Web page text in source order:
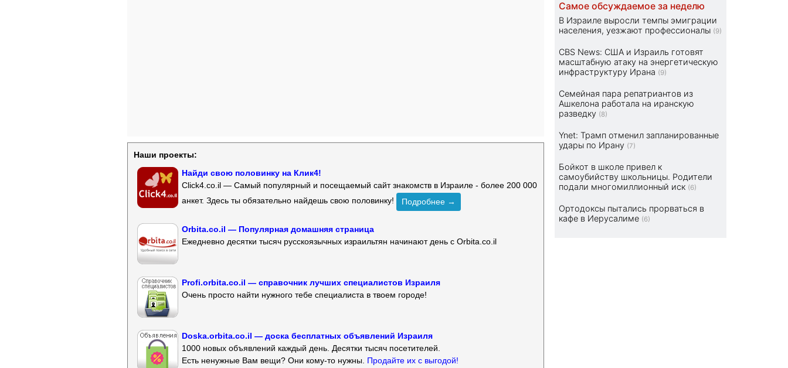
Наши проекты:
Найди свою половинку на Клик4!
Click4.co.il — Самый популярный и посещаемый сайт знакомств в Израиле - более 200 000
анкет. Здесь ты обязательно найдешь свою половинку!
Подробнее →
Orbita.co.il — Популярная домашняя страница
Ежедневно десятки тысяч русскоязычных израильтян начинают день с Orbita.co.il
Profi.orbita.co.il — справочник лучших специалистов Израиля
Очень просто найти нужного тебе специалиста в твоем городе!
Doska.orbita.co.il — доска бесплатных объявлений Израиля
1000 новых объявлений каждый день. Десятки тысяч посетителей.
Есть ненужные Вам вещи? Они кому-то нужны. Продайте их с выгодой!
Самое обсуждаемое за неделю
В Израиле выросли темпы эмиграции
населения, уезжают профессионалы (9)
CBS News: США и Израиль готовят
масштабную атаку на энергетическую
инфраструктуру Ирана (9)
Семейная пара репатриантов из
Ашкелона работала на иранскую
разведку (8)
Ynet: Трамп отменил запланированные
удары по Ирану (7)
Бойкот в школе привел к
самоубийству школьницы. Родители
подали многомиллионный иск (6)
Ортодоксы пытались прорваться в
кафе в Иерусалиме (6)